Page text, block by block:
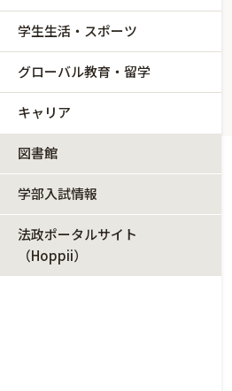
学生生活・スポーツ
グローバル教育・留学
キャリア
図書館
学部入試情報
法政ポータルサイト
（Hoppii）